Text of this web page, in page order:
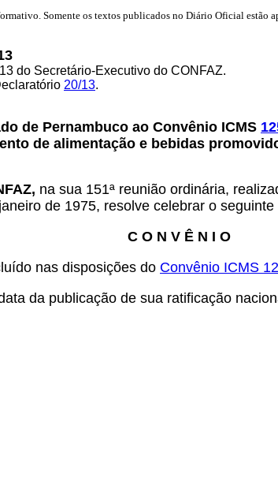
Somente os textos publicados no Diário Oficial estão
do Secretário-Executivo do CONFAZ.
20/13.
de Pernambuco ao Convênio ICMS
de alimentação e bebidas
na sua 151ª reunião ordinária,
de 1975, resolve celebrar o seguinte
C O N V Ê N I O
nas disposições do Convênio ICMS
da publicação de sua ratificação